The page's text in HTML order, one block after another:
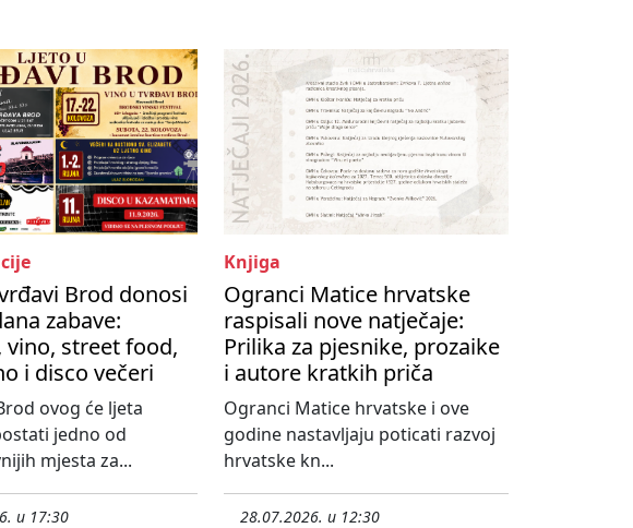
Brod donosi
zabave:
vino, street food,
i disco večeri
ovog će ljeta
jedno od
mjesta za...
u 17:30
Knjiga
Ogranci Matice hrvatske
raspisali nove natječaje:
Prilika za pjesnike, prozaike
i autore kratkih priča
Ogranci Matice hrvatske i ove
godine nastavljaju poticati razvoj
hrvatske kn...
28.07.2026. u 12:30